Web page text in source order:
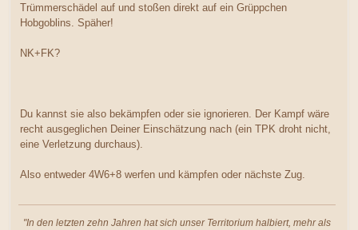
Trümmerschädel auf und stoßen direkt auf ein Grüppchen
Hobgoblins. Späher!
NK+FK?
Du kannst sie also bekämpfen oder sie ignorieren. Der Kampf wäre
recht ausgeglichen Deiner Einschätzung nach (ein TPK droht nicht,
eine Verletzung durchaus).
Also entweder 4W6+8 werfen und kämpfen oder nächste Zug.
"In den letzten zehn Jahren hat sich unser Territorium halbiert, mehr als